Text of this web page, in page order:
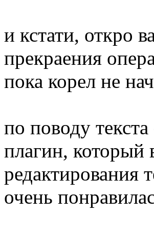
и кстати, откро
прекраения
пока корел не
по поводу
плагин, который
редактирования
очень